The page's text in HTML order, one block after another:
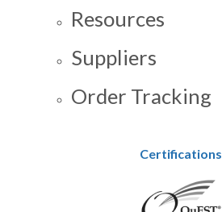
Resources
Suppliers
Order Tracking
Certifications